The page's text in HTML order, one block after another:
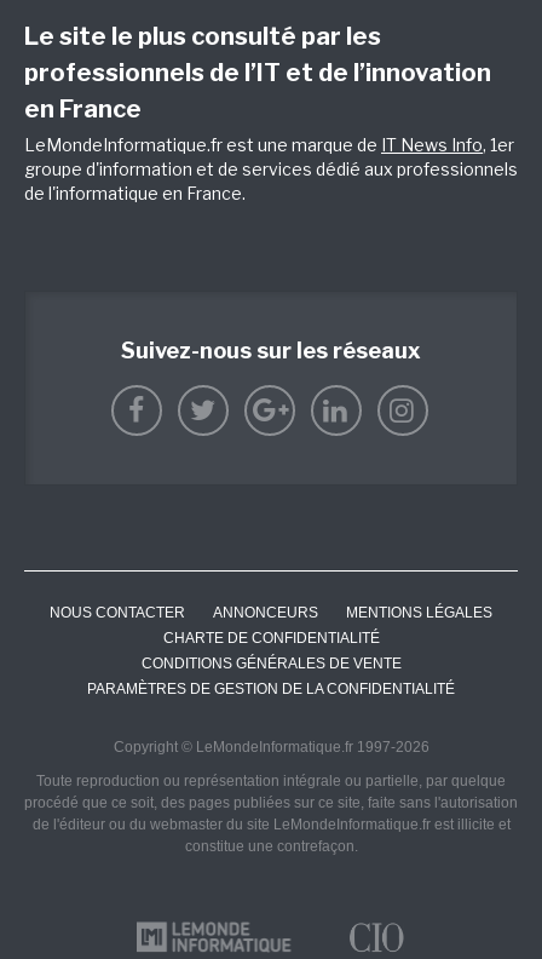
Le site le plus consulté par les
professionnels de l’IT et de l’innovation
en France
LeMondeInformatique.fr est une marque de IT News Info, 1er
groupe d'information et de services dédié aux professionnels
de l'informatique en France.
Suivez-nous sur les réseaux
NOUS CONTACTER ANNONCEURS
MENTIONS LÉGALES
CHARTE DE CONFIDENTIALITÉ
CONDITIONS GÉNÉRALES DE VENTE
PARAMÈTRES DE GESTION DE LA CONFIDENTIALITÉ
Copyright © LeMondeInformatique.fr 1997-2026
Toute reproduction ou représentation intégrale ou partielle, par quelque
procédé que ce soit, des pages publiées sur ce site, faite sans l'autorisation
de l'éditeur ou du webmaster du site LeMondeInformatique.fr est illicite et
constitue une contrefaçon.